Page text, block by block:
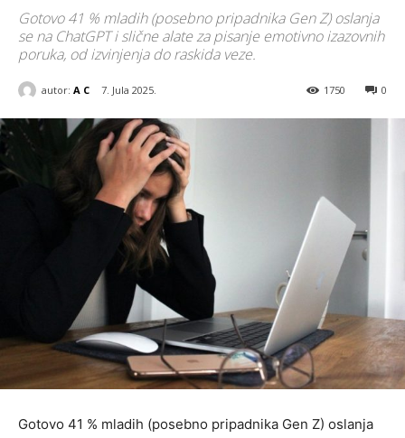
Gotovo 41 % mladih (posebno pripadnika Gen Z) oslanja
se na ChatGPT i slične alate za pisanje emotivno izazovnih
poruka, od izvinjenja do raskida veze.
autor: A C 7. Jula 2025. 0
1750
Gotovo 41 % mladih (posebno pripadnika Gen Z) oslanja